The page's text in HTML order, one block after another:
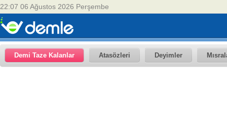
22:07 06 Ağustos 2026 Perşembe
Demi Taze Kalanlar Atasözleri Deyimler